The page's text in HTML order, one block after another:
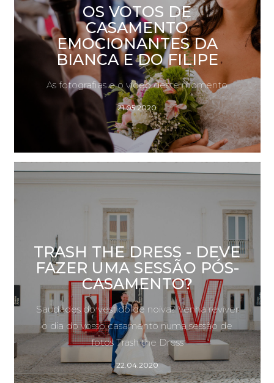
OS VOTOS DE
CASAMENTO
EMOCIONANTES DA
BIANCA E DO FILIPE
As fotografias e o vídeo deste momento
21.05.2020
TRASH THE DRESS - DEVE
FAZER UMA SESSÃO PÓS-
CASAMENTO?
Saudades do vestido de noiva? Venha reviver
o dia do vosso casamento numa sessão de
fotos Trash the Dress
22.04.2020